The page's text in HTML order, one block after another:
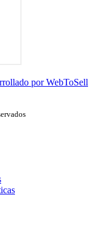
por WebToSell